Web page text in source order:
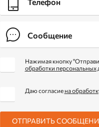
Нажимая кнопку
обработки персональных
Даю согласие на
ОТПРАВИТЬ